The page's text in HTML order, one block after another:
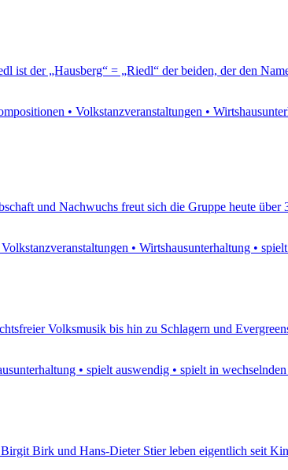
der „Hausberg“ = „Riedl“ der beiden, der den
• Volkstanzveranstaltungen •
und Nachwuchs freut sich die Gruppe heute über
• Wirtshausunterhaltung •
Volksmusik bis hin zu Schlagern und
• spielt auswendig • spielt in
Birk und Hans-Dieter Stier leben eigentlich seit